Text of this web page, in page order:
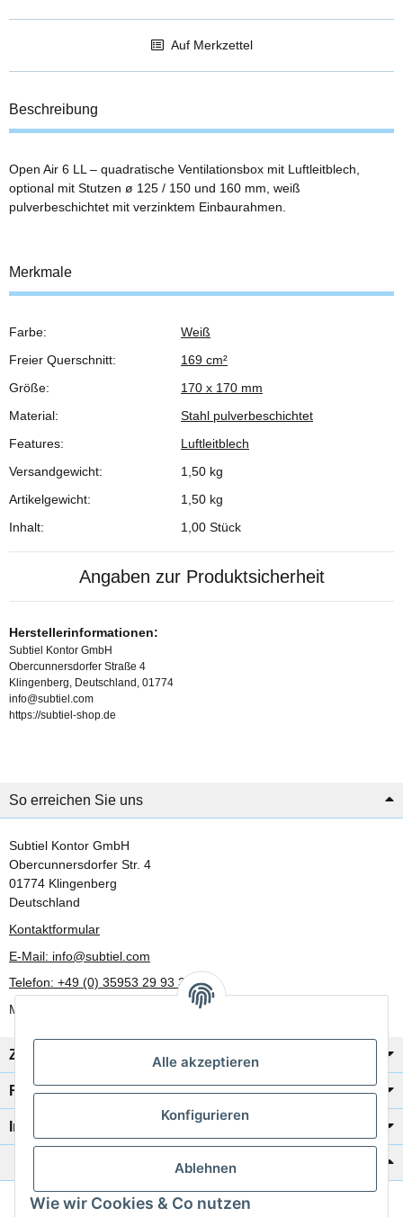
Alle akzeptieren
Konfigurieren
Ablehnen
Wie wir Cookies & Co nutzen
Auf Merkzettel
Beschreibung
Open Air 6 LL – quadratische Ventilationsbox mit Luftleitblech,
optional mit Stutzen ø 125 / 150 und 160 mm, weiß
pulverbeschichtet mit verzinktem Einbaurahmen.
Merkmale
Produkteigenschaft
Wert
Farbe:
Weiß
Freier Querschnitt:
169 cm²
Größe:
170 x 170 mm
Material:
Stahl pulverbeschichtet
Features:
Luftleitblech
Versandgewicht:
1,50 kg
Artikelgewicht:
1,50 kg
Inhalt:
1,00 Stück
Angaben zur Produktsicherheit
Herstellerinformationen:
Subtiel Kontor GmbH
Obercunnersdorfer Straße 4
Klingenberg, Deutschland, 01774
info@subtiel.com
https://subtiel-shop.de
So erreichen Sie uns
Subtiel Kontor GmbH
Obercunnersdorfer Str. 4
01774 Klingenberg
Deutschland
Kontaktformular
E-Mail: info@subtiel.com
Telefon: +49 (0) 35953 29 93 30
Mo-Fr: 8:00 Uhr - 17:00 Uhr
Zahlung/Versand
Rechtliches
Informationen
Katalog zur Hand?
Zur Schnellbestellung